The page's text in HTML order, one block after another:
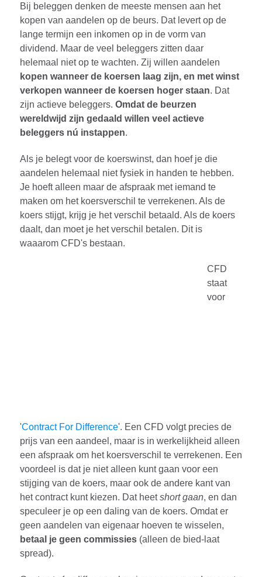
Bij beleggen denken de meeste mensen aan het
kopen van aandelen op de beurs. Dat levert op de
lange termijn een inkomen op in de vorm van
dividend. Maar de veel beleggers zitten daar
helemaal niet op te wachten. Zij willen aandelen
kopen wanneer de koersen laag zijn, en met winst
verkopen wanneer de koersen hoger staan. Dat
zijn actieve beleggers. Omdat de beurzen
wereldwijd zijn gedaald willen veel actieve
beleggers nú instappen.
Als je belegt voor de koerswinst, dan hoef je die
aandelen helemaal niet fysiek in handen te hebben.
Je hoeft alleen maar de afspraak met iemand te
maken om het koersverschil te verrekenen. Als de
koers stijgt, krijg je het verschil betaald. Als de koers
daalt, dan moet je het verschil betalen. Dit is
waaarom CFD's bestaan.
CFD
staat
voor
'Contract For Difference'. Een CFD volgt precies de
prijs van een aandeel, maar is in werkelijkheid alleen
een afspraak om het koersverschil te verrekenen. Een
voordeel is dat je niet alleen kunt gaan voor een
stijging van de koers, maar ook de andere kant van
het contract kunt kiezen. Dat heetshort gaan, en dan
speculeer je op een daling van de koers. Omdat er
geen aandelen van eigenaar hoeven te wisselen,
betaal je geen commissies (alleen de bied-laat
spread).